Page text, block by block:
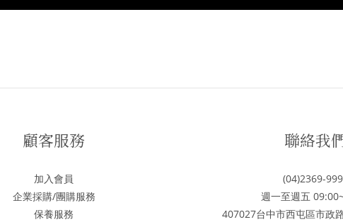
顧客服務
加入會員
企業採購/團購服務
保養服務
聯絡我
(04)2369-
週一至週五
407027台中市西屯區市政